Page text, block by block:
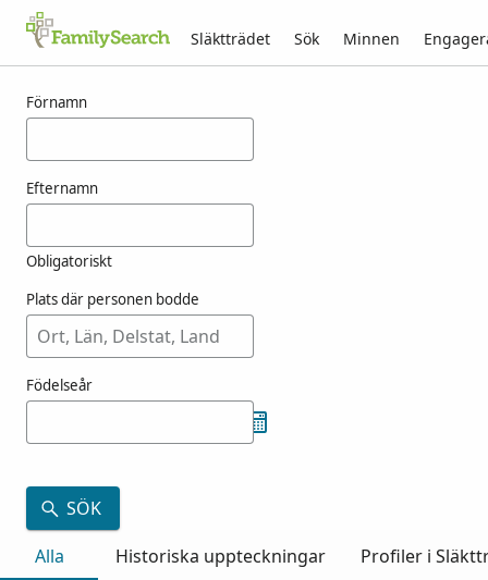
Släktträdet Sök Minnen
Förnamn
Efternamn
Obligatoriskt
Plats där personen bodde
Födelseår
SÖK
Alla
Historiska uppteckningar Profiler i